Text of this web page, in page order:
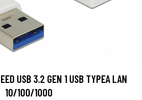
USB 3.2 GEN 1 USB TYPEA LAN
10/100/1000